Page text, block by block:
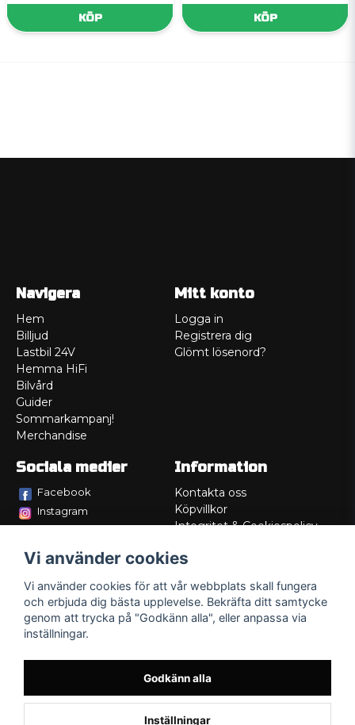
KÖP KÖP
Navigera
Hem
Billjud
Lastbil 24V
Hemma HiFi
Bilvård
Guider
Sommarkampanj!
Merchandise
Mitt konto
Logga in
Registrera dig
Glömt lösenord?
Sociala medier
Facebook
Instagram
Information
Kontakta oss
Köpvillkor
Integritet & Cookiespolicy
Service/Garanti
Lådritning
Om oss
Vi använder cookies
Vi använder cookies för att vår webbplats skall fungera
och erbjuda dig bästa upplevelse. Bekräfta ditt samtycke
genom att trycka på "Godkänn alla", eller anpassa via
inställningar.
Godkänn alla
Inställningar